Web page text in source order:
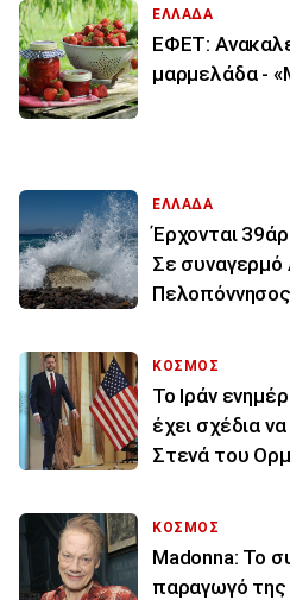
ΕΛΛΑΔΑ
ΕΦΕΤ:
μαρμελάδα -
ΕΛΛΑΔΑ
Έρχονται
Σε συναγερμό
ΚΟΣΜΟΣ
To Ιράν
έχει σχέδια
Στενά του
ΚΟΣΜΟΣ
Madonna: Το
παραγωγό της